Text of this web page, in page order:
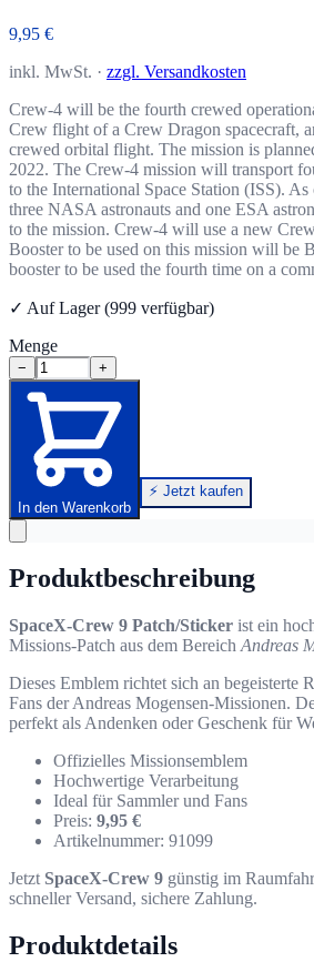
9,95 €
inkl. MwSt. · zzgl. Versandkosten
Crew-4 will be the fourth crewed
Crew flight of a Crew Dragon spacecraft,
crewed orbital flight. The mission is
2022. The Crew-4 mission will transport
to the International Space Station (ISS).
three NASA astronauts and one ESA
to the mission. Crew-4 will use a new
Booster to be used on this mission will be
booster to be used the fourth time on a
✓ Auf Lager (999 verfügbar)
Menge
− +
In den Warenkorb
⚡ Jetzt kaufen
Produktbeschreibung
SpaceX-Crew 9 Patch/Sticker ist ein
Missions-Patch aus dem Bereich Andreas
Dieses Emblem richtet sich an begeisterte
Fans der Andreas Mogensen-Missionen.
perfekt als Andenken oder Geschenk für
Offizielles Missionsemblem
Hochwertige Verarbeitung
Ideal für Sammler und Fans
Preis: 9,95 €
Artikelnummer: 91099
Jetzt SpaceX-Crew 9 günstig im
schneller Versand, sichere Zahlung.
Produktdetails